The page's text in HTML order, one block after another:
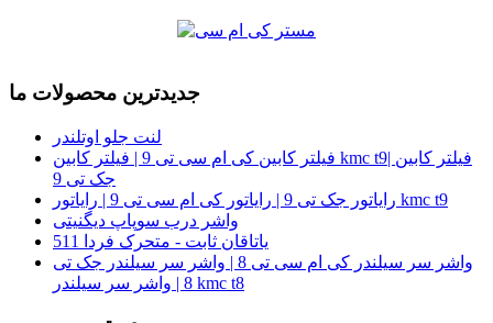
جدیدترین محصولات ما
لنت جلو اوتلندر
فیلتر کابین کی ام سی تی 9 | فیلتر کابین kmc t9| فیلتر کابین
جک تی 9
رایاتور جک تی 9 | رایاتور کی ام سی تی 9 | رایاتور kmc t9
واشر درب سوپاپ دیگنیتی
یاتاقان ثابت - متحرک فردا 511
واشر سر سیلندر کی ام سی تی 8 | واشر سر سیلندر جک تی
8 | واشر سر سیلندر kmc t8